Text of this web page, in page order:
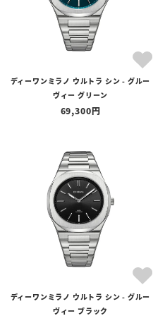
ディーワンミラノ ウルトラ シン - グルー
ヴィー グリーン
69,300
ディーワンミラノ ウルトラ シン - グルー
ヴィー ブラック